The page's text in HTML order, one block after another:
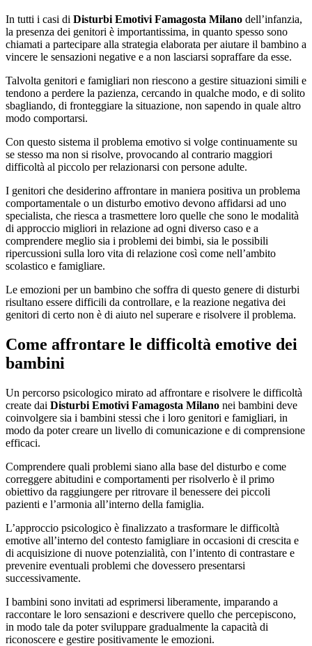
In tutti i casi di Disturbi Emotivi Famagosta Milano dell’infanzia,
la presenza dei genitori è importantissima, in quanto spesso sono
chiamati a partecipare alla strategia elaborata per aiutare il bambino a
vincere le sensazioni negative e a non lasciarsi sopraffare da esse.
Talvolta genitori e famigliari non riescono a gestire situazioni simili e
tendono a perdere la pazienza, cercando in qualche modo, e di solito
sbagliando, di fronteggiare la situazione, non sapendo in quale altro
modo comportarsi.
Con questo sistema il problema emotivo si volge continuamente su
se stesso ma non si risolve, provocando al contrario maggiori
difficoltà al piccolo per relazionarsi con persone adulte.
I genitori che desiderino affrontare in maniera positiva un problema
comportamentale o un disturbo emotivo devono affidarsi ad uno
specialista, che riesca a trasmettere loro quelle che sono le modalità
di approccio migliori in relazione ad ogni diverso caso e a
comprendere meglio sia i problemi dei bimbi, sia le possibili
ripercussioni sulla loro vita di relazione così come nell’ambito
scolastico e famigliare.
Le emozioni per un bambino che soffra di questo genere di disturbi
risultano essere difficili da controllare, e la reazione negativa dei
genitori di certo non è di aiuto nel superare e risolvere il problema.
Come affrontare le difficoltà emotive dei
bambini
Un percorso psicologico mirato ad affrontare e risolvere le difficoltà
create dai Disturbi Emotivi Famagosta Milano nei bambini deve
coinvolgere sia i bambini stessi che i loro genitori e famigliari, in
modo da poter creare un livello di comunicazione e di comprensione
efficaci.
Comprendere quali problemi siano alla base del disturbo e come
correggere abitudini e comportamenti per risolverlo è il primo
obiettivo da raggiungere per ritrovare il benessere dei piccoli
pazienti e l’armonia all’interno della famiglia.
L’approccio psicologico è finalizzato a trasformare le difficoltà
emotive all’interno del contesto famigliare in occasioni di crescita e
di acquisizione di nuove potenzialità, con l’intento di contrastare e
prevenire eventuali problemi che dovessero presentarsi
successivamente.
I bambini sono invitati ad esprimersi liberamente, imparando a
raccontare le loro sensazioni e descrivere quello che percepiscono,
in modo tale da poter sviluppare gradualmente la capacità di
riconoscere e gestire positivamente le emozioni.